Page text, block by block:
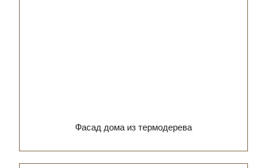
Фасад дома из термодерева